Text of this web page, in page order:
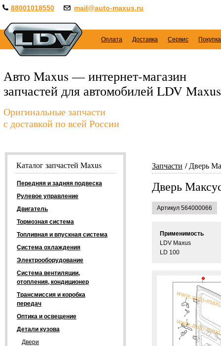
88001018550 mail@auto-maxus.ru
Оплата Доставка Сервис
Авто Maxus — интернет-магазин
запчастей для автомобилей LDV Maxus
Оригинальные запчасти
с доставкой по всей России
Запчасти Дверь
Дверь
Артикул 564000066
Применимость
LDV Maxus
LD 100
Каталог запчастей Maxus
Передняя и задняя подвеска
Рулевое управление
Двигатель
Тормозная система
Топливная и впускная система
Система охлаждения
Электрооборудование
Система вентиляции,
отопления, кондиционер
Трансмиссия и коробка
передач
Оптика и освещение
Детали кузова
Двери